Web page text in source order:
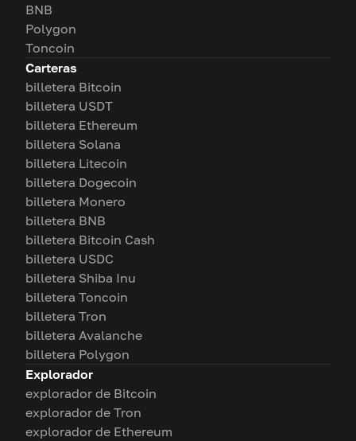
BNB
Polygon
Toncoin
Carteras
billetera Bitcoin
billetera USDT
billetera Ethereum
billetera Solana
billetera Litecoin
billetera Dogecoin
billetera Monero
billetera BNB
billetera Bitcoin Cash
billetera USDC
billetera Shiba Inu
billetera Toncoin
billetera Tron
billetera Avalanche
billetera Polygon
Explorador
explorador de Bitcoin
explorador de Tron
explorador de Ethereum